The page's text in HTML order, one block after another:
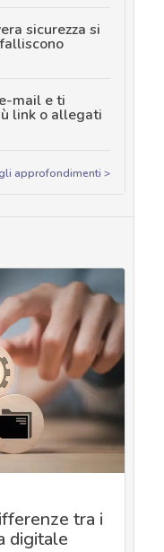
sicurezza si
mail e ti
link o allegati
approfondimenti >
tra i
digitale